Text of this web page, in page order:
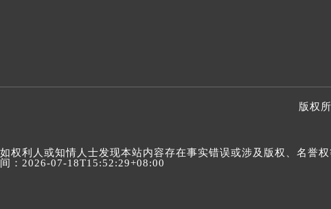
版权
如权利人或知情人士发现本站内容存在事实错误或涉及版权、名誉
间：2026-07-18T15:52:29+08:00